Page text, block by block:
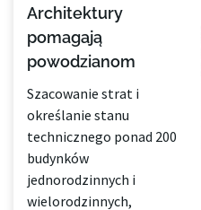
Architektury
pomagają
powodzianom
Szacowanie strat i
określanie stanu
technicznego ponad 200
budynków
jednorodzinnych i
wielorodzinnych,